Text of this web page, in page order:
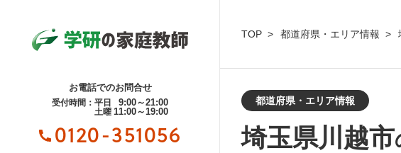
お電話でのお問合せ
受付時間：平日 9:00～21:00
土曜 11:00～19:00
0120-351056
TOP 都道府県・エリア情報
都道府県・エリア情報
埼玉県川越市